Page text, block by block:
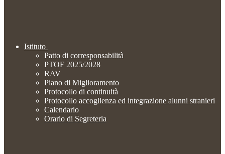
Istituto
Patto di corresponsabilità
PTOF 2025/2028
RAV
Piano di Miglioramento
Protocollo di continuità
Protocollo accoglienza ed integrazione alunni stranieri
Calendario
Orario di Segreteria